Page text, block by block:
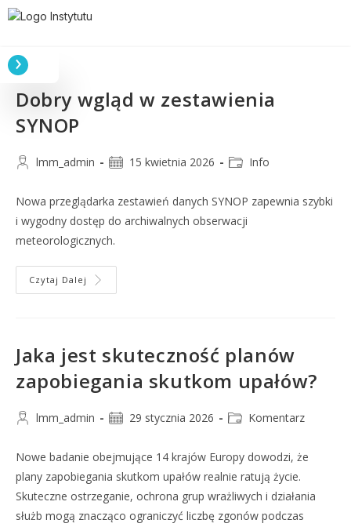
Dobry wgląd w zestawienia
SYNOP
lmm_admin 15 kwietnia 2026 Info
Nowa przeglądarka zestawień danych SYNOP zapewnia szybki
i wygodny dostęp do archiwalnych obserwacji
meteorologicznych.
Czytaj Dalej
Jaka jest skuteczność planów
zapobiegania skutkom upałów?
lmm_admin 29 stycznia 2026 Komentarz
Nowe badanie obejmujące 14 krajów Europy dowodzi, że
plany zapobiegania skutkom upałów realnie ratują życie.
Skuteczne ostrzeganie, ochrona grup wrażliwych i działania
służb mogą znacząco ograniczyć liczbę zgonów podczas